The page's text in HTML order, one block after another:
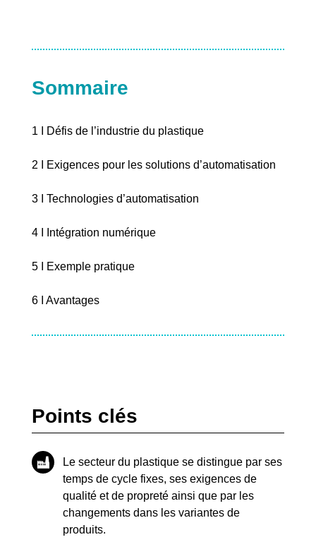
Sommaire
1 I Défis de l’industrie du plastique
2 I Exigences pour les solutions d’automatisation
3 I Technologies d’automatisation
4 I Intégration numérique
5 I Exemple pratique
6 I Avantages
Points clés
Le secteur du plastique se distingue par ses
temps de cycle fixes, ses exigences de
qualité et de propreté ainsi que par les
changements dans les variantes de
produits.